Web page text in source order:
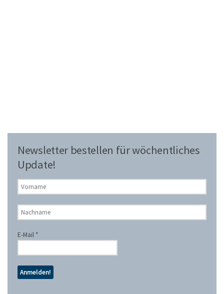
Newsletter bestellen für wöchentliches
Update!
E-Mail *